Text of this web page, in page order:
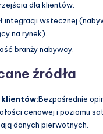
dla klientów.
integracji wstecznej
na rynek).
branży nabywcy.
źródła
Bezpośrednie
cenowej i poziomu
danych pierwotnych.